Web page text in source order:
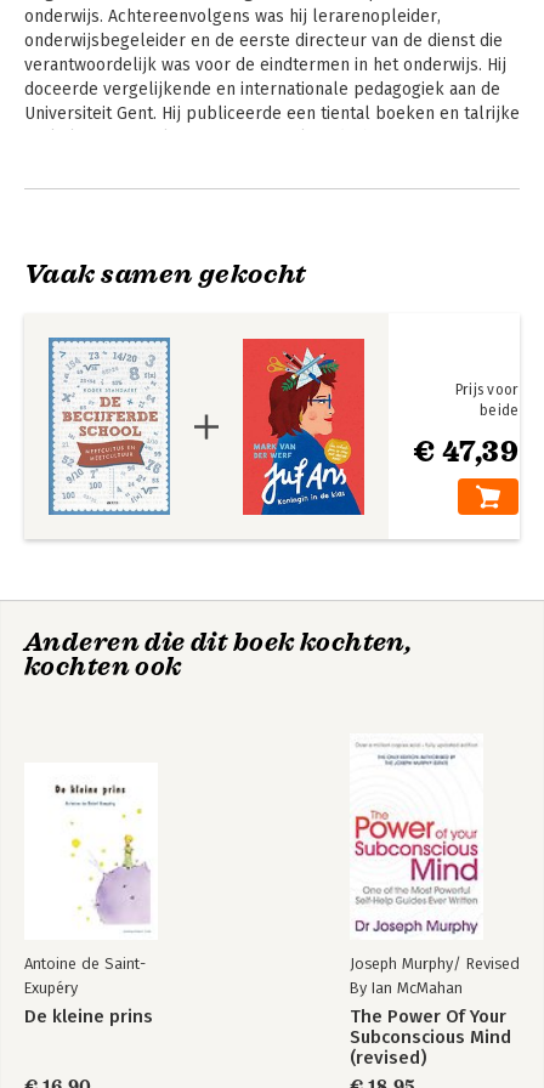
onderwijs. Achtereenvolgens was hij lerarenopleider,
onderwijsbegeleider en de eerste directeur van de dienst die
verantwoordelijk was voor de eindtermen in het onderwijs. Hij
doceerde vergelijkende en internationale pedagogiek aan de
Universiteit Gent. Hij publiceerde een tiental boeken en talrijke
Vaak samen gekocht
€ 47,39
Prijs voor
beide
Anderen die dit boek kochten,
kochten ook
Antoine de Saint-
Exupéry
De kleine prins
Joseph Murphy/ Revised
By Ian McMahan
The Power Of Your
Subconscious Mind
(revised)